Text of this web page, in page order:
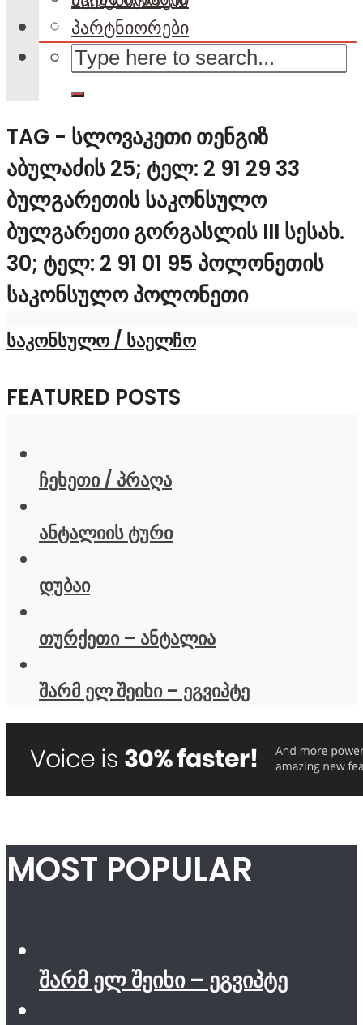
პარტნიორები
TAG - ᲡᲚᲝᲕᲐᲙᲔᲗᲘ ᲗᲔᲜᲒᲘᲖ
ᲐᲑᲣᲚᲐᲫᲘᲡ 25; ᲢᲔᲚ: 2 91 29 33
ᲑᲣᲚᲒᲐᲠᲔᲗᲘᲡ ᲡᲐᲙᲝᲜᲡᲣᲚᲝ
ᲑᲣᲚᲒᲐᲠᲔᲗᲘ ᲒᲝᲠᲒᲐᲡᲚᲘᲡ III ᲡᲔᲡᲐᲮ.
30; ᲢᲔᲚ: 2 91 01 95 ᲞᲝᲚᲝᲜᲔᲗᲘᲡ
ᲡᲐᲙᲝᲜᲡᲣᲚᲝ ᲞᲝᲚᲝᲜᲔᲗᲘ
საკონსულო / საელჩო
FEATURED POSTS
ჩეხეთი / პრაღა
ანტალიის ტური
დუბაი
თურქეთი – ანტალია
შარმ ელ შეიხი – ეგვიპტე
MOST POPULAR
შარმ ელ შეიხი – ეგვიპტე